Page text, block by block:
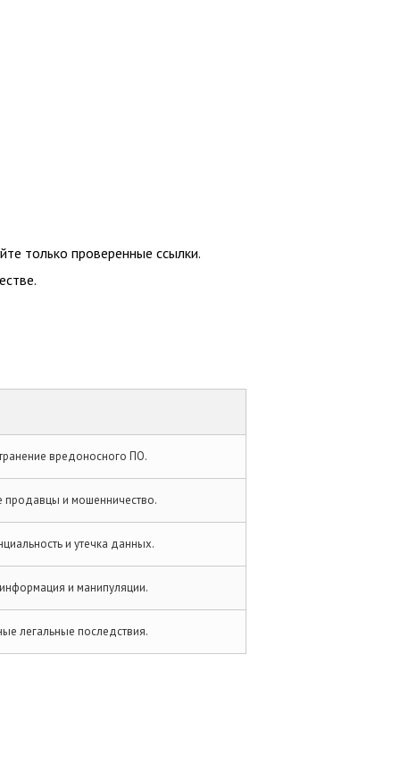
только проверенные ссылки.
вредоносного ПО.
продавцы и мошенничество.
и утечка данных.
и манипуляции.
легальные последствия.